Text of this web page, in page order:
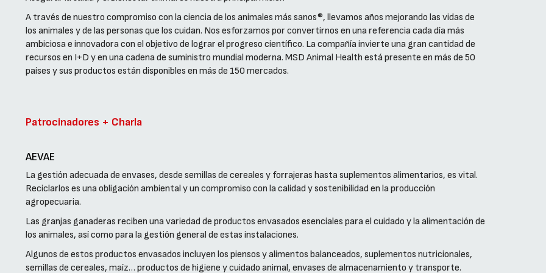
A través de nuestro compromiso con la ciencia de los animales más sanos®, llevamos años mejorando las vidas de
los animales y de las personas que los cuidan. Nos esforzamos por convertirnos en una referencia cada día más
ambiciosa e innovadora con el objetivo de lograr el progreso científico. La compañía invierte una gran cantidad de
recursos en I+D y en una cadena de suministro mundial moderna. MSD Animal Health está presente en más de 50
países y sus productos están disponibles en más de 150 mercados.
Patrocinadores + Charla
AEVAE
La gestión adecuada de envases, desde semillas de cereales y forrajeras hasta suplementos alimentarios, es vital.
Reciclarlos es una obligación ambiental y un compromiso con la calidad y sostenibilidad en la producción
agropecuaria.
Las granjas ganaderas reciben una variedad de productos envasados esenciales para el cuidado y la alimentación de
los animales, así como para la gestión general de estas instalaciones.
Algunos de estos productos envasados incluyen los piensos y alimentos balanceados, suplementos nutricionales,
semillas de cereales, maíz… productos de higiene y cuidado animal, envases de almacenamiento y transporte.